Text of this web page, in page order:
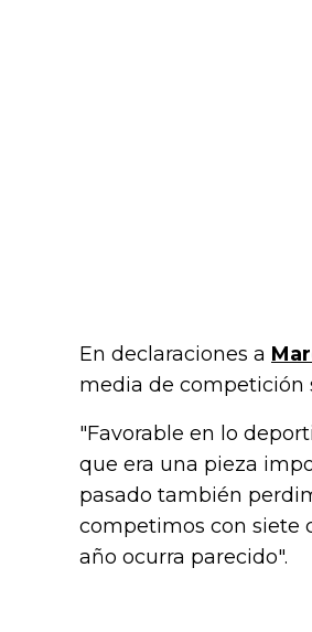
En declaraciones a
media de competición
"Favorable en lo
que era una pieza
pasado también
competimos con siete
año ocurra parecido".